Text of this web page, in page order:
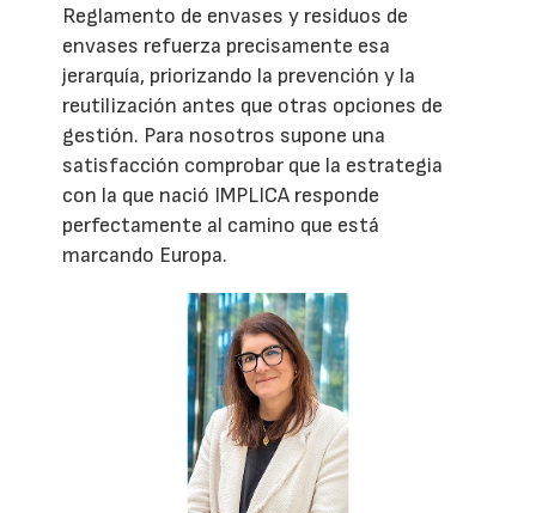
Reglamento de envases y residuos de
envases refuerza precisamente esa
jerarquía, priorizando la prevención y la
reutilización antes que otras opciones de
gestión. Para nosotros supone una
satisfacción comprobar que la estrategia
con la que nació IMPLICA responde
perfectamente al camino que está
marcando Europa.